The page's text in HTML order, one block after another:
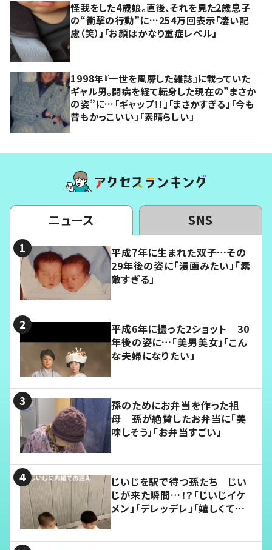
怪我をした4歳娘。直後、それを見た2歳息子
の“衝撃の行動”に…254万回表示「凄い配
慮（笑）」「お顔はかなり重症レベル」
1998年『一世を風靡した雑誌』に載っていた
ギャル男。闘病を経て転身した現在の”まさか
の姿”に…「ギャップ！！」「まさかすぎる」「今も
昔もかっこいい」「素晴らしい」
ニュース SNS
平成7年に生まれた双子…その
29年後の姿に「漫画みたい」「素
敵すぎる」
平成6年に撮った2ショット 30
年後の姿に…「美男美女」「こん
な夫婦になりたい」
孫のためにお弁当を作った祖
母 孫が絶賛したお弁当に「美
味しそう」「お弁当すごい」
じいじを駅で待つ孫たち じい
じが来た瞬間…！？「じいじイケ
メン」「デレッデレ」「嬉しくて可